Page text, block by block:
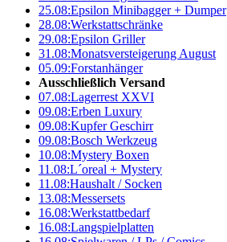
25.08:Epsilon Minibagger + Dumper
28.08:Werkstattschränke
29.08:Epsilon Griller
31.08:Monatsversteigerung August
05.09:Forstanhänger
Ausschließlich Versand
07.08:Lagerrest XXVI
09.08:Erben Luxury
09.08:Kupfer Geschirr
09.08:Bosch Werkzeug
10.08:Mystery Boxen
11.08:L´oreal + Mystery
11.08:Haushalt / Socken
13.08:Messersets
16.08:Werkstattbedarf
16.08:Langspielplatten